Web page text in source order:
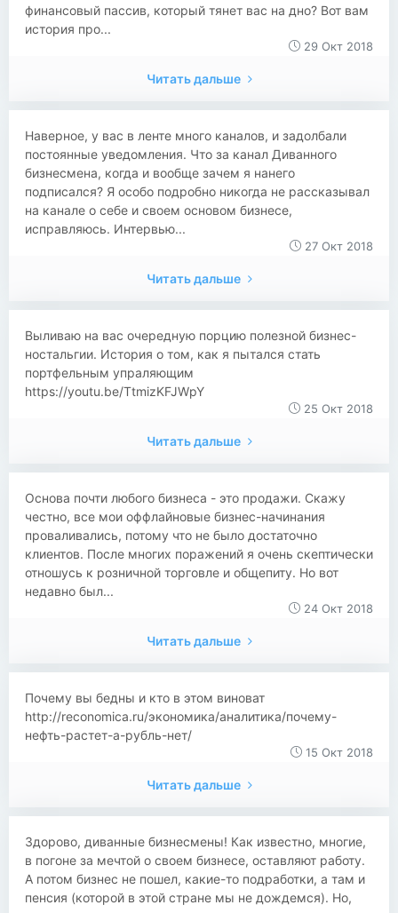
финансовый пассив, который тянет вас на дно? Вот вам
история про...
29 Окт 2018
Читать дальше
Наверное, у вас в ленте много каналов, и задолбали
постоянные уведомления. Что за канал Диванного
бизнесмена, когда и вообще зачем я нанего
подписался? Я особо подробно никогда не рассказывал
на канале о себе и своем основом бизнесе,
исправляюсь. Интервью...
27 Окт 2018
Читать дальше
Выливаю на вас очередную порцию полезной бизнес-
ностальгии. История о том, как я пытался стать
портфельным упраляющим
https://youtu.be/TtmizKFJWpY
25 Окт 2018
Читать дальше
Основа почти любого бизнеса - это продажи. Скажу
честно, все мои оффлайновые бизнес-начинания
проваливались, потому что не было достаточно
клиентов. После многих поражений я очень скептически
отношусь к розничной торговле и общепиту. Но вот
недавно был...
24 Окт 2018
Читать дальше
Почему вы бедны и кто в этом виноват
http://reconomica.ru/экономика/аналитика/почему-
нефть-растет-а-рубль-нет/
15 Окт 2018
Читать дальше
Здорово, диванные бизнесмены! Как известно, многие,
в погоне за мечтой о своем бизнесе, оставляют работу.
А потом бизнес не пошел, какие-то подработки, а там и
пенсия (которой в этой стране мы не дождемся). Но,